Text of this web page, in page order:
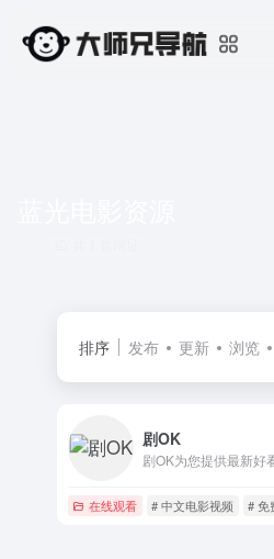
排序 发布 更新 浏览
剧OK
在线观看 # 中文电影视频 # 免